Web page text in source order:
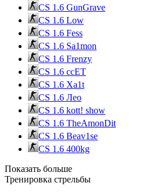
CS 1.6 GunGrave
CS 1.6 Low
CS 1.6 Fess
CS 1.6 Sa1mon
CS 1.6 Frenzy
CS 1.6 ccET
CS 1.6 Xa1t
CS 1.6 Лео
CS 1.6 kott! show
CS 1.6 TheAmonDit
CS 1.6 Beav1se
CS 1.6 400kg
Показать больше
Тренировка стрельбы